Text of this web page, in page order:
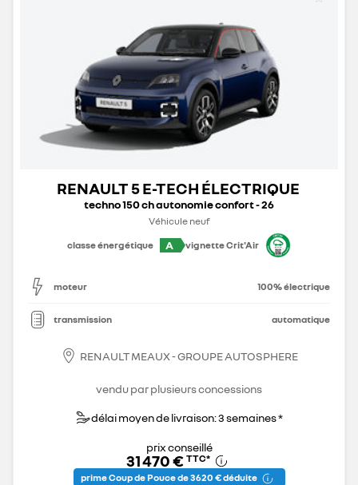
RENAULT 5 E-TECH ÉLECTRIQUE
techno 150 ch autonomie confort - 26
Véhicule neuf
classe énergétique
A vignette Crit'Air
moteur 100% électrique
transmission automatique
RENAULT MEAUX - GROUPE AUTOSPHERE
vendu par plusieurs concessions
délai moyen de livraison: 3 semaines *
prix conseillé
31 470 € TTC*
prime Coup de Pouce de 3 620 € déduite